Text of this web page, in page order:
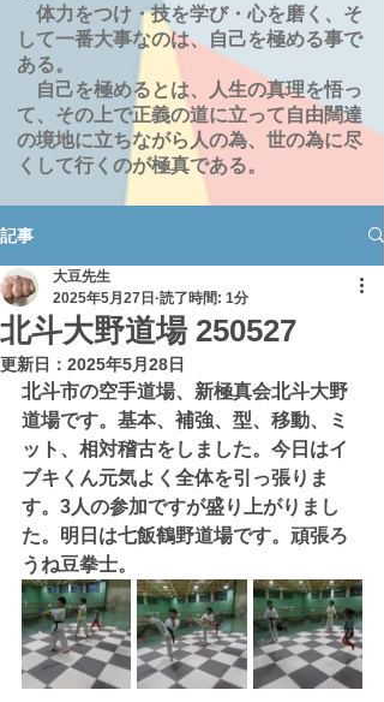
体力をつけ・技を学び・心を磨く、そ
して一番大事なのは、自己を極める事で
ある。
自己を極めるとは、
人生の真理を悟っ
て、その上で正義の道に立って自由闊達
の境地に立ちながら人の為、世の為に尽
くして行くのが極真である。
記事
北斗大野道場 250527
大豆先生
2025年5月27日 読了時間: 1分
更新日： 2025年5月28日
北斗市の空手道場、新極真会北斗大野
道場です。基本、補強、型、移動、ミ
ット、相対稽古をしました。今日はイ
ブキくん元気よく全体を引っ張りま
す。3人の参加ですが盛り上がりまし
た。明日は七飯鶴野道場です。頑張ろ
うね豆拳士。